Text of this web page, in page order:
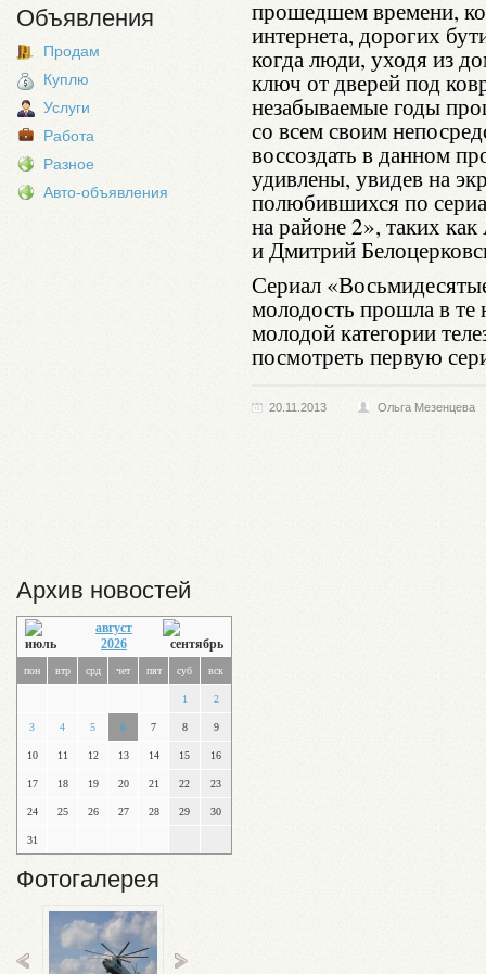
Объявления
Продам
Куплю
Услуги
Работа
Разное
Авто-объявления
Архив новостей
август
2026
пон втр срд чет пят суб вск
1 2
3 4 5 6 7 8 9
10 11 12 13 14 15 16
17 18 19 20 21 22 23
24 25 26 27 28 29 30
31
Фотогалерея
прошедшем времени,
интернета, дорогих
когда люди, уходя из
ключ от дверей под
незабываемые годы
со всем своим
воссоздать в данном
удивлены, увидев на
полюбившихся по
на районе 2», таких
и Дмитрий
Сериал
молодость прошла в те
молодой категории
посмотреть первую
20.11.2013 Ольга Мезенцева